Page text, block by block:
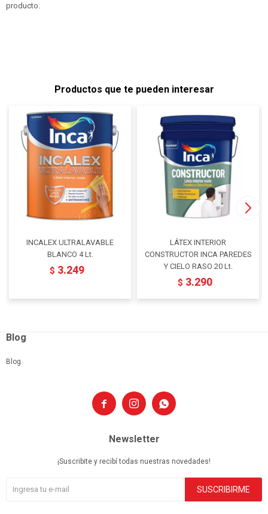
producto.
Productos que te pueden interesar
INCALEX ULTRALAVABLE
BLANCO 4 Lt.
$ 3.249
LÁTEX INTERIOR
CONSTRUCTOR INCA PAREDES
Y CIELO RASO 20 Lt.
$ 3.290
  
Blog
Blog
Newsletter
¡Suscribite y recibí todas nuestras novedades!
SUSCRIBIRME